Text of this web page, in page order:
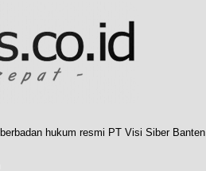
hukum resmi PT Visi Siber Banten